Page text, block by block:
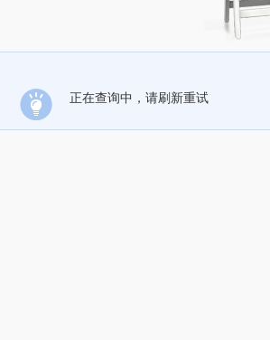
正在查询中，请刷新重试